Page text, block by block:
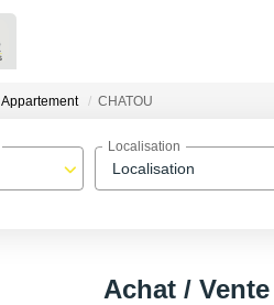
Appartement CHATOU
Localisation
Localisation
Achat /